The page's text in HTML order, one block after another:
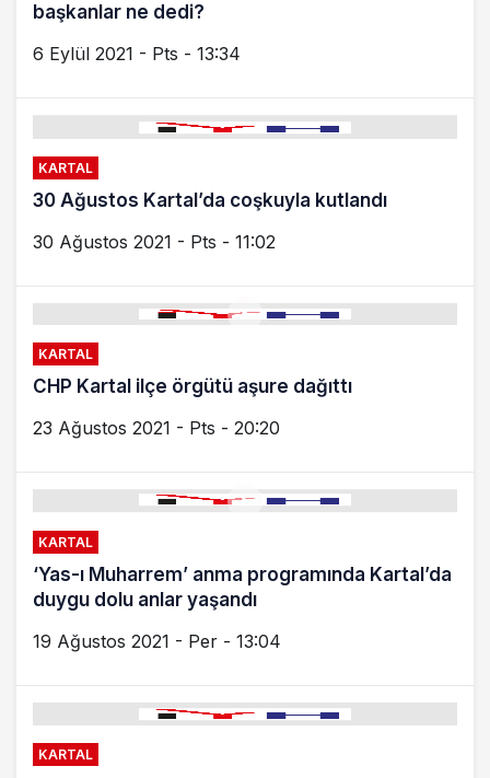
başkanlar ne dedi?
6 Eylül 2021 - Pts - 13:34
KARTAL
30 Ağustos Kartal’da coşkuyla kutlandı
30 Ağustos 2021 - Pts - 11:02
KARTAL
CHP Kartal ilçe örgütü aşure dağıttı
23 Ağustos 2021 - Pts - 20:20
KARTAL
‘Yas-ı Muharrem’ anma programında Kartal’da
duygu dolu anlar yaşandı
19 Ağustos 2021 - Per - 13:04
KARTAL